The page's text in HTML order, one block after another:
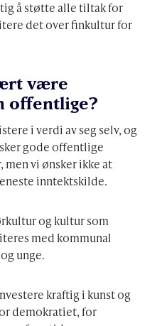
å støtte alle tiltak for
det over finkultur for
være
offentlige?
i verdi av seg selv, og
gode offentlige
vi ønsker ikke at
inntektskilde.
og kultur som
med kommunal
unge.
kraftig i kunst og
demokratiet, for